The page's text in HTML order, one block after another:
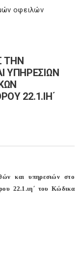
οφειλών
ΤΗΝ
ΥΠΗΡΕΣΙΩΝ
22.1.ΙΗ΄
και υπηρεσιών στο
22.1.ιη΄ του Κώδικα